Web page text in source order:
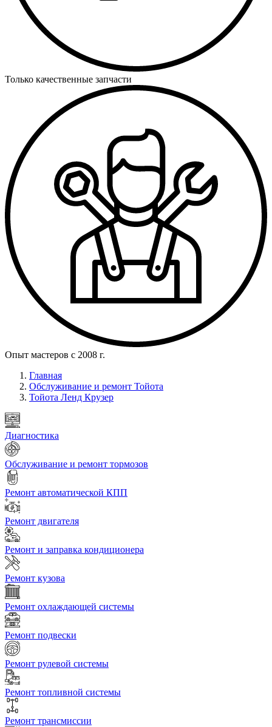
Только качественные запчасти
Опыт мастеров с 2008 г.
Главная
Обслуживание и ремонт Тойота
Тойота Ленд Крузер
Диагностика
Обслуживание и ремонт тормозов
Ремонт автоматической КПП
Ремонт двигателя
Ремонт и заправка кондиционера
Ремонт кузова
Ремонт охлаждающей системы
Ремонт подвески
Ремонт рулевой системы
Ремонт топливной системы
Ремонт трансмиссии